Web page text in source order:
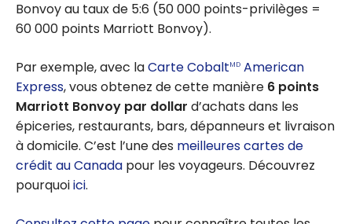
Bonvoy au taux de 5:6 (50 000 points-privilèges =
60 000 points Marriott Bonvoy).
Par exemple, avec laCarte CobaltMD American
Express, vous obtenez de cette manière 6 points
Marriott Bonvoy par dollar d’achats dans les
épiceries, restaurants, bars, dépanneurs et livraison
à domicile. C’est l’une des meilleures cartes de
crédit au Canada pour les voyageurs. Découvrez
pourquoiici.